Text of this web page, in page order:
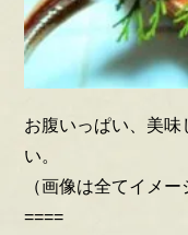
お腹いっぱい、美味
い。
（画像は全てイメー
====